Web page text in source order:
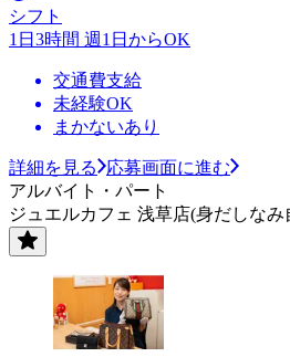
シフト
1日3時間 週1日からOK
交通費支給
未経験OK
まかないあり
詳細を見る
応募画面に進む
アルバイト・パート
ジュエルカフェ 浅草店(身だしなみ